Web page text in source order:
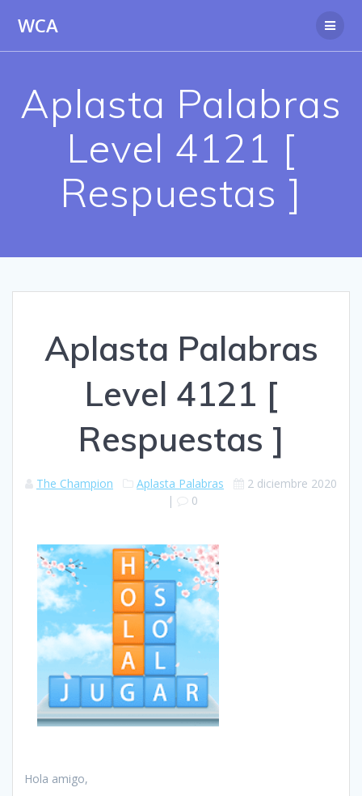
WCA
Aplasta Palabras
Level 4121 [
Respuestas ]
Aplasta Palabras
Level 4121 [
Respuestas ]
The Champion Aplasta Palabras
2 diciembre 2020
|
0
Hola amigo,